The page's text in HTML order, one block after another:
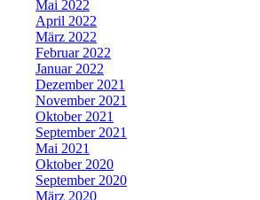
Mai 2022
April 2022
März 2022
Februar 2022
Januar 2022
Dezember 2021
November 2021
Oktober 2021
September 2021
Mai 2021
Oktober 2020
September 2020
März 2020